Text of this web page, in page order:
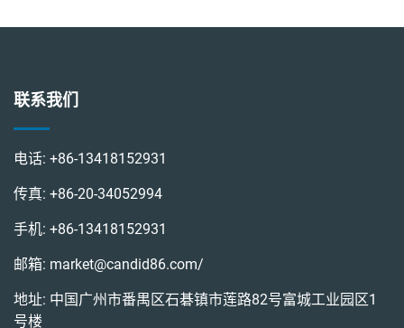
联系我们
电话: +86-13418152931
传真: +86-20-34052994
手机: +86-13418152931
邮箱: market@candid86.com/
地址: 中国广州市番禺区石碁镇市莲路82号富城工业园区1
号楼